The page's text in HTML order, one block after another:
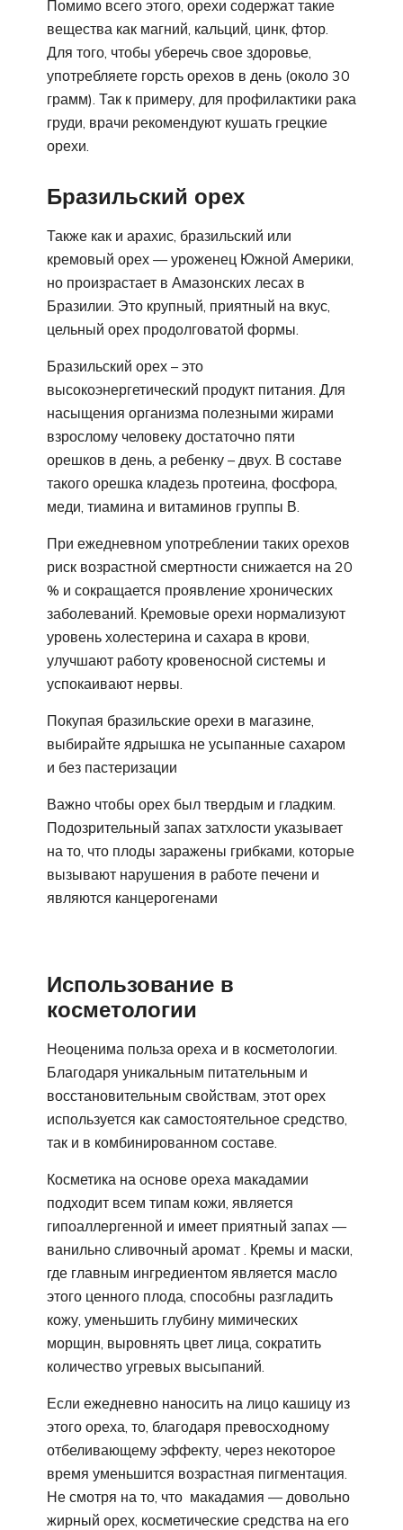
Помимо всего этого, орехи содержат такие
вещества как магний, кальций, цинк, фтор.
Для того, чтобы уберечь свое здоровье,
употребляете горсть орехов в день (около 30
грамм). Так к примеру, для профилактики рака
груди, врачи рекомендуют кушать грецкие
орехи.
Бразильский орех
Также как и арахис, бразильский или
кремовый орех — уроженец Южной Америки,
но произрастает в Амазонских лесах в
Бразилии. Это крупный, приятный на вкус,
цельный орех продолговатой формы.
Бразильский орех – это
высокоэнергетический продукт питания. Для
насыщения организма полезными жирами
взрослому человеку достаточно пяти
орешков в день, а ребенку – двух. В составе
такого орешка кладезь протеина, фосфора,
меди, тиамина и витаминов группы В.
При ежедневном употреблении таких орехов
риск возрастной смертности снижается на 20
% и сокращается проявление хронических
заболеваний. Кремовые орехи нормализуют
уровень холестерина и сахара в крови,
улучшают работу кровеносной системы и
успокаивают нервы.
Покупая бразильские орехи в магазине,
выбирайте ядрышка не усыпанные сахаром
и без пастеризации
Важно чтобы орех был твердым и гладким.
Подозрительный запах затхлости указывает
на то, что плоды заражены грибками, которые
вызывают нарушения в работе печени и
являются канцерогенами
Использование в
косметологии
Неоценима польза ореха и в косметологии.
Благодаря уникальным питательным и
восстановительным свойствам, этот орех
используется как самостоятельное средство,
так и в комбинированном составе.
Косметика на основе ореха макадамии
подходит всем типам кожи, является
гипоаллергенной и имеет приятный запах —
ванильно сливочный аромат . Кремы и маски,
где главным ингредиентом является масло
этого ценного плода, способны разгладить
кожу, уменьшить глубину мимических
морщин, выровнять цвет лица, сократить
количество угревых высыпаний.
Если ежедневно наносить на лицо кашицу из
этого ореха, то, благодаря превосходному
отбеливающему эффекту, через некоторое
время уменьшится возрастная пигментация.
Не смотря на то, что макадамия — довольно
жирный орех, косметические средства на его